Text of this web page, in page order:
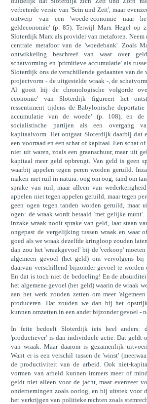
verbeterde versie van 'Sein und Zeit', maar
ontwerp van een 'woede-economie naar
geldeconomie' (p. 85). Terwijl Marx Hegel op
Sloterdijk Marx als provider van metaforen. Neem
centrale metafoor van de 'woedebank'. Zoals
ontwikkeling beschreef van waar over
schatvorming en 'primitieve accumulatie' als
Sloterdijk ons de verschillende gedaantes van de
projectvorm - de uitgestelde wraak -, de
Al gooit hij de chronologische volgorde
economie' van Sloterdijk figureert het
ressentiment tijdens de Babylonische
accumulatie van de woede' (p. 108), en
socialistische partijen als een overgang
kapitaalvorm. Het ontgaat Sloterdijk daarbij dat
een voorraad en een schat of kapitaal. Een schat
niet uit waren, zoals een graanschuur, maar uit
kapitaal meer geld opbrengt. Van geld is geen
waarbij appelen tegen peren worden geruild.
maken met ruil in natura: oog om oog, tand om
sprake van ruil, maar alleen van
appelen niet tegen appelen geruild, maar tegen
geen ogen tegen tanden worden geruild, maar
ogen: de wraak wordt betaald 'met gelijke munt'.
inzake wraak nooit sprake van geld, laat staan
ongepast de vergelijking tussen wraak en waar
goed als we wraak dezelfde kringloop zouden
dan zou het 'wraakgevoel' bij de 'verkoop'
algemeen gevoel (het geld) om vervolgens
daarvan verschillend bijzonder gevoel te worden
En dat is toch niet de bedoeling! En de
het algemene gevoel (het geld) waarin de wraak
aan het werk zouden zetten om meer
produceren. Dat zouden we dan bij het
kunnen omzetten in een ander bijzonder gevoel -
In feite bedoelt Sloterdijk iets heel anders:
'productiever' is dan individuele actie. Dat geldt
van wraak. Maar daarom is gezamenlijk
Want er is een verschil tussen de 'winst'
de productiviteit van de arbeid. Ook niet-
vormen van arbeid kunnen immers meer of
geldt niet alleen voor de jacht, maar evenzeer
ondernemingen zoals oorlog, en bij uitstek voor
het verkrijgen van politieke rechten zoals